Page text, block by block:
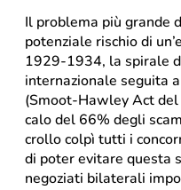
Il problema più grande
potenziale rischio di
1929-1934, la spirale
internazionale seguita
(Smoot-Hawley Act
calo del 66% degli
crollo colpì tutti i
di poter evitare questa
negoziati bilaterali